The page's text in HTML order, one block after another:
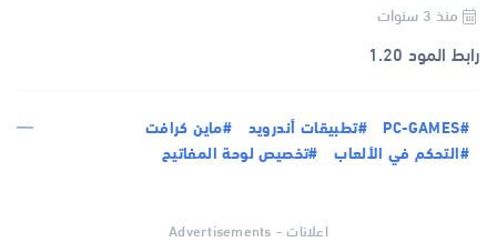
منذ 3 سنوات
رابط المود 1.20
#PC-GAMES #تطبيقات أندرويد
#ماين كرافت
#التحكم في الألعاب
#تخصيص لوحة المفاتيح
اعلانات - Advertisements